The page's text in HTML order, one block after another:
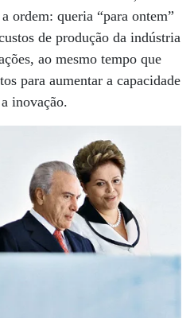
ordem: queria “para ontem”
de produção da indústria
ao mesmo tempo que
para aumentar a capacidade
inovação.